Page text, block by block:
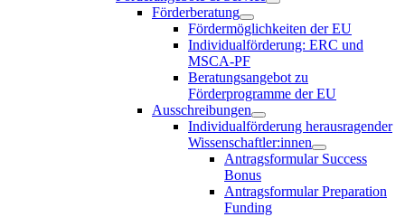
Förderberatung
Fördermöglichkeiten der EU
Individualförderung: ERC und
MSCA-PF
Beratungsangebot zu
Förderprogramme der EU
Ausschreibungen
Individualförderung herausragender
Wissenschaftler:innen
Antragsformular Success
Bonus
Antragsformular Preparation
Funding